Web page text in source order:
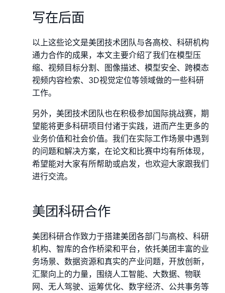
写在后面
以上这些论文是美团技术团队与各高校、科研机构
通力合作的成果，本文主要介绍了我们在模型压
缩、视频目标分割、图像描述、模型安全、跨模态
视频内容检索、3D视觉定位等领域做的一些科研
工作。
另外，美团技术团队也在积极参加国际挑战赛，期
望能将更多科研项目付诸于实践，进而产生更多的
业务价值和社会价值。我们在实际工作场景中遇到
的问题和解决方案，在论文和比赛中均有所体现，
希望能对大家有所帮助或启发，也欢迎大家跟我们
进行交流。
美团科研合作
美团科研合作致力于搭建美团各部门与高校、科研
机构、智库的合作桥梁和平台，依托美团丰富的业
务场景、数据资源和真实的产业问题，开放创新，
汇聚向上的力量，围绕人工智能、大数据、物联
网、无人驾驶、运筹优化、数字经济、公共事务等